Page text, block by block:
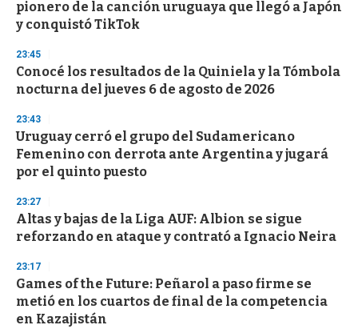
pionero de la canción uruguaya que llegó a Japón
y conquistó TikTok
23:45
Conocé los resultados de la Quiniela y la Tómbola
nocturna del jueves 6 de agosto de 2026
23:43
Uruguay cerró el grupo del Sudamericano
Femenino con derrota ante Argentina y jugará
por el quinto puesto
23:27
Altas y bajas de la Liga AUF: Albion se sigue
reforzando en ataque y contrató a Ignacio Neira
23:17
Games of the Future: Peñarol a paso firme se
metió en los cuartos de final de la competencia
en Kazajistán